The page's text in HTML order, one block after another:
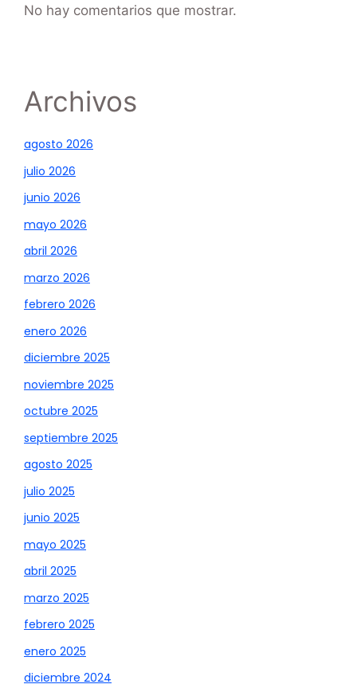
No hay comentarios que mostrar.
Archivos
agosto 2026
julio 2026
junio 2026
mayo 2026
abril 2026
marzo 2026
febrero 2026
enero 2026
diciembre 2025
noviembre 2025
octubre 2025
septiembre 2025
agosto 2025
julio 2025
junio 2025
mayo 2025
abril 2025
marzo 2025
febrero 2025
enero 2025
diciembre 2024